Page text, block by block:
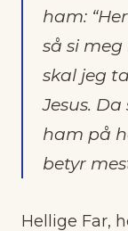
ham:
så si
skal jeg
Jesus.
ham på
betyr
Hellige Far,